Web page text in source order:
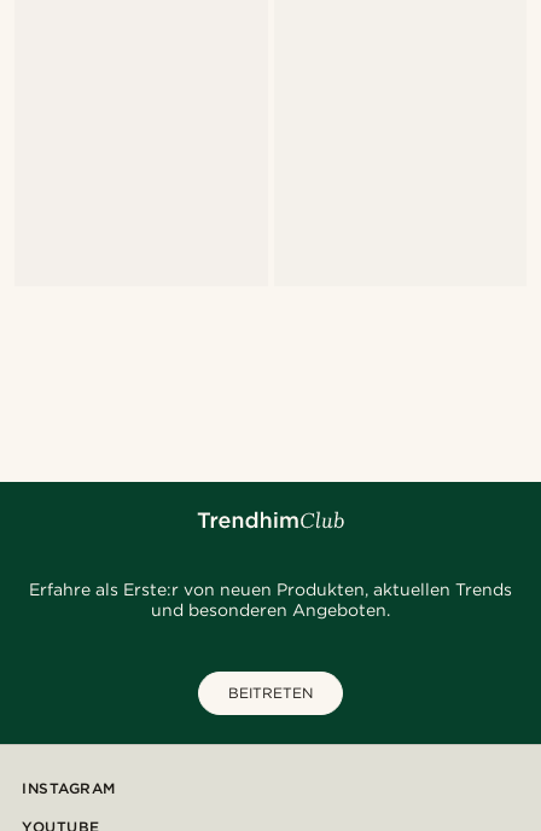
Erfahre als Erste:r von neuen Produkten, aktuellen Trends
und besonderen Angeboten.
BEITRETEN
INSTAGRAM
YOUTUBE